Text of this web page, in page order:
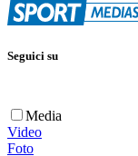
Seguici su
Media
Video
Foto